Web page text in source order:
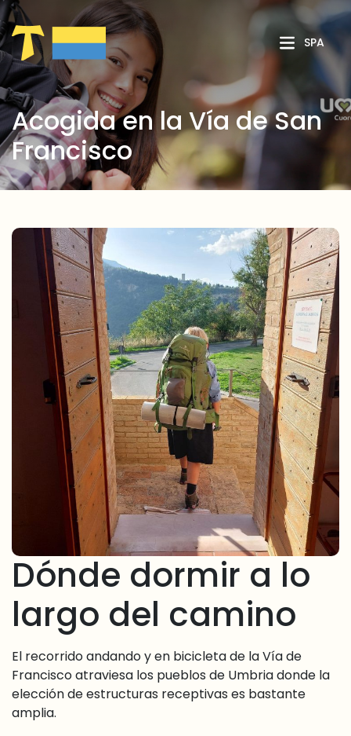
Saltar al contenido principal
SPA
Acogida en la Vía de San
Francisco
Dónde dormir a lo
largo del camino
El recorrido andando y en bicicleta de la Vía de
Francisco atraviesa los pueblos de Umbria donde la
elección de estructuras receptivas es bastante
amplia.